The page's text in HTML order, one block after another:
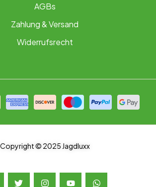
AGBs
Zahlung & Versand
Widerrufsrecht
Copyright © 2025 Jagdluxx